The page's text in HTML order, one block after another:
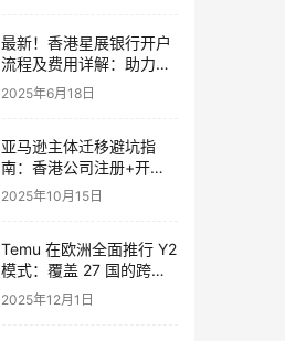
最新！香港星展银行开户
流程及费用详解：助力中
国卖家稳健出海
2025年6月18日
亚马逊主体迁移避坑指
南：香港公司注册+开户
+迁库存全流程解析（建
2025年10月15日
Temu 在欧洲全面推行 Y2
模式：覆盖 27 国的跨境
履约新逻辑与卖家影响深
度解析
2025年12月1日